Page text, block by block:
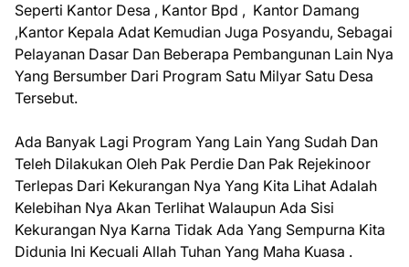
Seperti Kantor Desa , Kantor Bpd , Kantor Damang
,Kantor Kepala Adat Kemudian Juga Posyandu, Sebagai
Pelayanan Dasar Dan Beberapa Pembangunan Lain Nya
Yang Bersumber Dari Program Satu Milyar Satu Desa
Tersebut.
Ada Banyak Lagi Program Yang Lain Yang Sudah Dan
Teleh Dilakukan Oleh Pak Perdie Dan Pak Rejekinoor
Terlepas Dari Kekurangan Nya Yang Kita Lihat Adalah
Kelebihan Nya Akan Terlihat Walaupun Ada Sisi
Kekurangan Nya Karna Tidak Ada Yang Sempurna Kita
Didunia Ini Kecuali Allah Tuhan Yang Maha Kuasa .